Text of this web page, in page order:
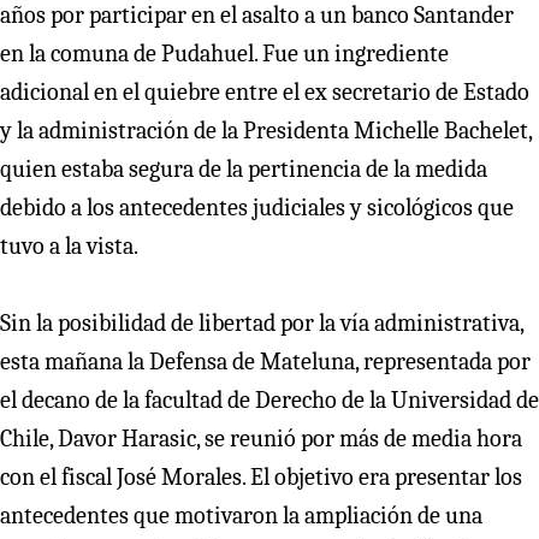
años por participar en el asalto a un banco Santander
en la comuna de Pudahuel. Fue un ingrediente
adicional en el quiebre entre el ex secretario de Estado
y la administración de la Presidenta Michelle Bachelet,
quien estaba segura de la pertinencia de la medida
debido a los antecedentes judiciales y sicológicos que
tuvo a la vista.
Sin la posibilidad de libertad por la vía administrativa,
esta mañana la Defensa de Mateluna, representada por
el decano de la facultad de Derecho de la Universidad de
Chile, Davor Harasic, se reunió por más de media hora
con el fiscal José Morales. El objetivo era presentar los
antecedentes que motivaron la ampliación de una